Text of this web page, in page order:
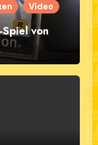
Video
Spiel von